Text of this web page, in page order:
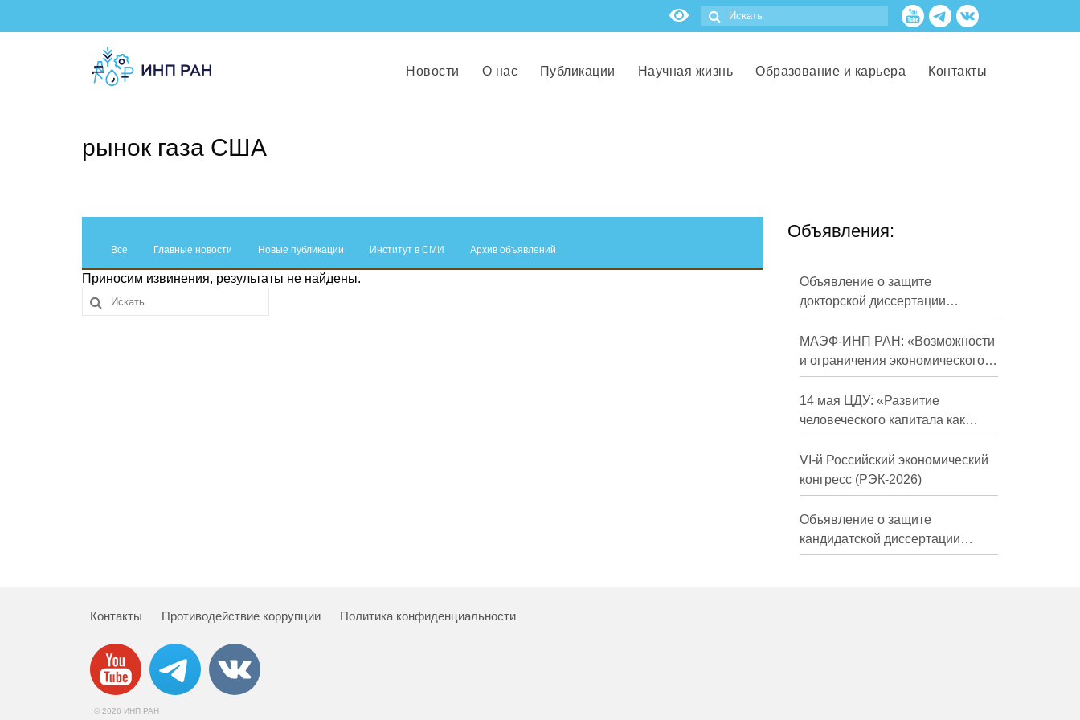
Новости О нас Публикации Научная жизнь Образование и карьера Контакты
рынок газа США
Все Главные новости Новые публикации Институт в СМИ Архив объявлений
Приносим извинения, результаты не найдены.
Объявления:
Объявление о защите
докторской диссертации
Кузнецова Михаила
Евгеньевича
МАЭФ-ИНП РАН: «Возможности
и ограничения экономического
развития России в средне- и
долгосрочной перспективе»
14 мая ЦДУ: «Развитие
человеческого капитала как
фактор экономического роста»
VI-й Российский экономический
конгресс (РЭК-2026)
Объявление о защите
кандидатской диссертации
Трындиной Николь Сергеевны
Контакты Противодействие коррупции Политика конфиденциальности
© 2026 ИНП РАН